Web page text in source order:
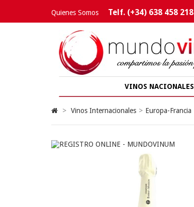
Quienes Somos Telf. (+34) 638 458 218
VINOS NACIONALES
> Vinos Internacionales > Europa-Francia